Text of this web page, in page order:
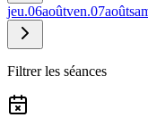
jeu.06aoûtven.07août
Filtrer les séances